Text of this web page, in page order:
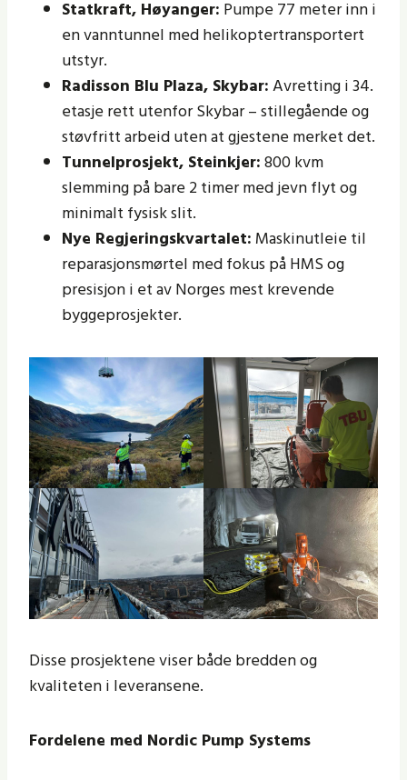
Statkraft, Høyanger: Pumpe 77 meter inn i
en vanntunnel med helikoptertransportert
utstyr.
Radisson Blu Plaza, Skybar:Avretting i 34.
etasje rett utenfor Skybar – stillegående og
støvfritt arbeid uten at gjestene merket det.
Tunnelprosjekt, Steinkjer:800 kvm
slemming på bare 2 timer med jevn flyt og
minimalt fysisk slit.
Nye Regjeringskvartalet:Maskinutleie til
reparasjonsmørtel med fokus på HMS og
presisjon i et av Norges mest krevende
byggeprosjekter.
Disse prosjektene viser både bredden og
kvaliteten i leveransene.
Fordelene med Nordic Pump Systems